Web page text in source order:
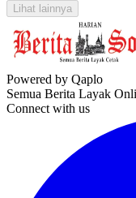
Lihat lainnya
Powered by Qaplo
Semua Berita Layak
Connect with us